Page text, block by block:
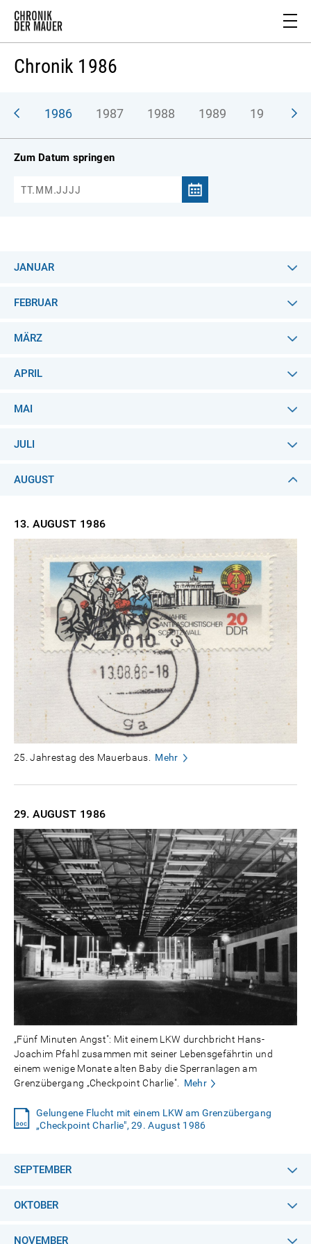
Chronik 1986
1986 1987 1988 1989 1990
Zum Datum springen
JANUAR
FEBRUAR
MÄRZ
APRIL
MAI
JULI
AUGUST
13. AUGUST 1986
25. Jahrestag des Mauerbaus. Mehr
29. AUGUST 1986
„Fünf Minuten Angst": Mit einem LKW durchbricht Hans-
Joachim Pfahl zusammen mit seiner Lebensgefährtin und
einem wenige Monate alten Baby die Sperranlagen am
Grenzübergang „Checkpoint Charlie".
Mehr
Gelungene Flucht mit einem LKW am Grenzübergang
„Checkpoint Charlie", 29. August 1986
SEPTEMBER
OKTOBER
NOVEMBER